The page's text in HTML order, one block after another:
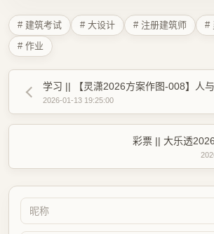
# 建筑考试 # 大设计 # 注册建筑师 #
# 作业
学习 || 【灵潇2026方案作图-008】人
2026-01-13 19:25:00
彩票 || 大乐透